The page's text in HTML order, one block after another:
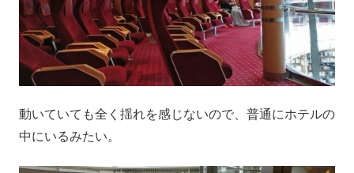
動いていても全く揺れを感じないので、普通にホテルの
中にいるみたい。